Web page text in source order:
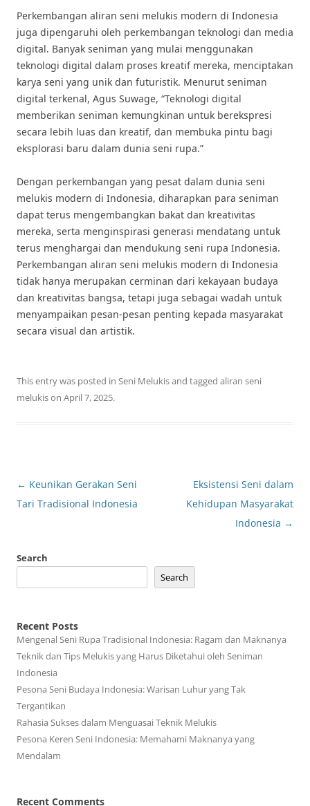
Perkembangan aliran seni melukis modern di Indonesia
juga dipengaruhi oleh perkembangan teknologi dan media
digital. Banyak seniman yang mulai menggunakan
teknologi digital dalam proses kreatif mereka, menciptakan
karya seni yang unik dan futuristik. Menurut seniman
digital terkenal, Agus Suwage, “Teknologi digital
memberikan seniman kemungkinan untuk berekspresi
secara lebih luas dan kreatif, dan membuka pintu bagi
eksplorasi baru dalam dunia seni rupa.”
Dengan perkembangan yang pesat dalam dunia seni
melukis modern di Indonesia, diharapkan para seniman
dapat terus mengembangkan bakat dan kreativitas
mereka, serta menginspirasi generasi mendatang untuk
terus menghargai dan mendukung seni rupa Indonesia.
Perkembangan aliran seni melukis modern di Indonesia
tidak hanya merupakan cerminan dari kekayaan budaya
dan kreativitas bangsa, tetapi juga sebagai wadah untuk
menyampaikan pesan-pesan penting kepada masyarakat
secara visual dan artistik.
This entry was posted in Seni Melukisand tagged aliran seni
melukison April 7, 2025.
Post
navigation
← Keunikan Gerakan Seni
Tari Tradisional Indonesia
Eksistensi Seni dalam
Kehidupan Masyarakat
Indonesia →
Search
Search
Recent Posts
Mengenal Seni Rupa Tradisional Indonesia: Ragam dan Maknanya
Teknik dan Tips Melukis yang Harus Diketahui oleh Seniman
Indonesia
Pesona Seni Budaya Indonesia: Warisan Luhur yang Tak
Tergantikan
Rahasia Sukses dalam Menguasai Teknik Melukis
Pesona Keren Seni Indonesia: Memahami Maknanya yang
Mendalam
Recent Comments